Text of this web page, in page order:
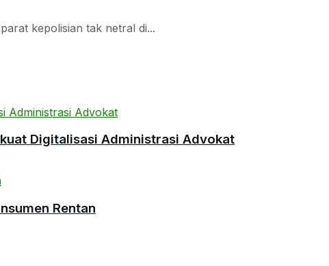
kepolisian tak netral di...
Digitalisasi Administrasi Advokat
Rentan